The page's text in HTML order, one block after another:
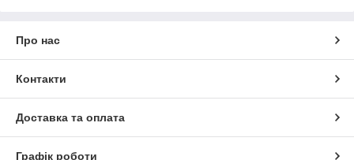
Про нас
Контакти
Доставка та оплата
Графік роботи